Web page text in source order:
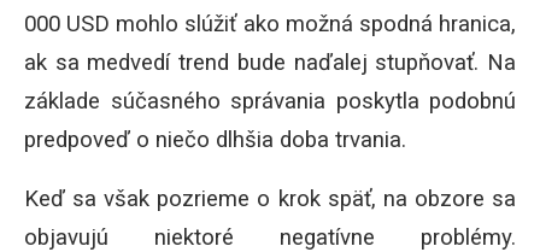
000 USD mohlo slúžiť ako možná spodná hranica,
ak sa medvedí trend bude naďalej stupňovať. Na
základe súčasného správania poskytla podobnú
predpoveď o niečo dlhšia doba trvania.
Keď sa však pozrieme o krok späť, na obzore sa
objavujú niektoré negatívne problémy.